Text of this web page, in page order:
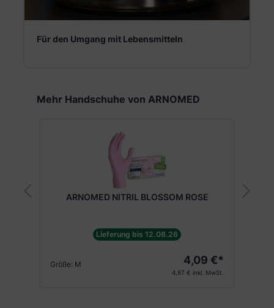
Für den Umgang mit Lebensmitteln
Produktgalerie überspringen
Mehr Handschuhe von ARNOMED
ARNOMED NITRIL BLOSSOM ROSE
Lieferung bis 12.08.26
Größe: M 4,09 €*
4,87 € inkl. MwSt.